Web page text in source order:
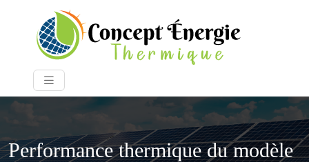
Performance thermique du modèle